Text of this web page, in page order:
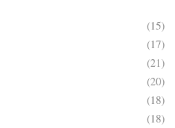
(15)
(17)
(21)
(20)
(18)
(18)